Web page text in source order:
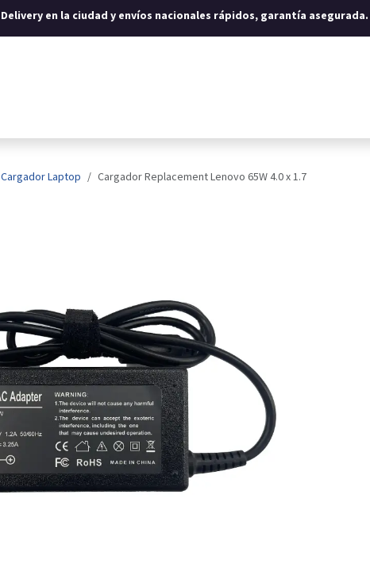
Delivery en la ciudad y envíos nacionales rápidos, garantía asegurada.
Cargador Laptop Cargador Replacement Lenovo 65W 4.0 x 1.7